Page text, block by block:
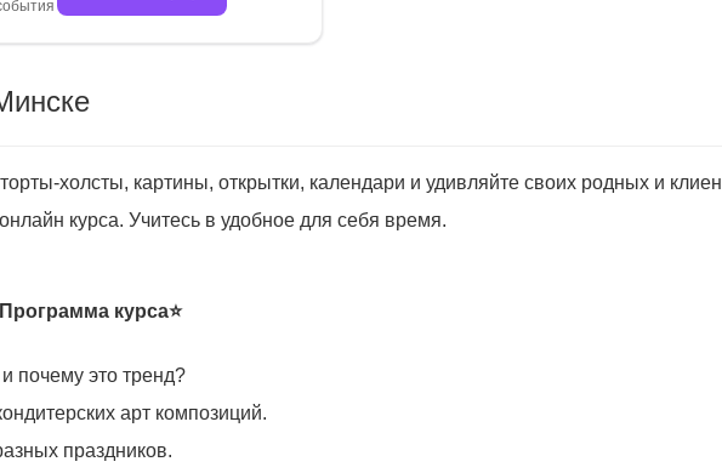
холсты, картины, открытки, календари и удивляйте своих родных и
курса. Учитесь в удобное для себя время.
курса⭐
почему это тренд?
арт композиций.
праздников.